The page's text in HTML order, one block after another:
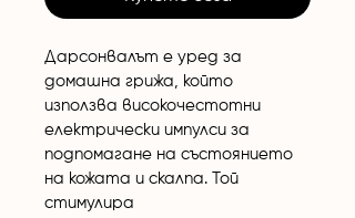
Дарсонвалът е уред за
домашна грижа, който
използва високочестотни
електрически импулси за
подпомагане на състоянието
на кожата и скалпа. Той
стимулира